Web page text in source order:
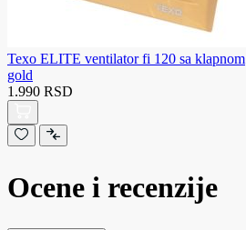
Texo ELITE ventilator fi 120 sa klapnom
gold
1.990 RSD
Ocene i recenzije